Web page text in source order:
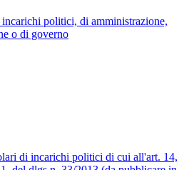
politici, di amministrazione,
o di governo
di incarichi politici di cui all'art. 14,